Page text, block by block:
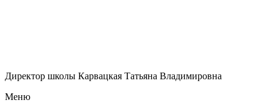
Директор школы Карвацкая Татьяна Владимировна
Меню